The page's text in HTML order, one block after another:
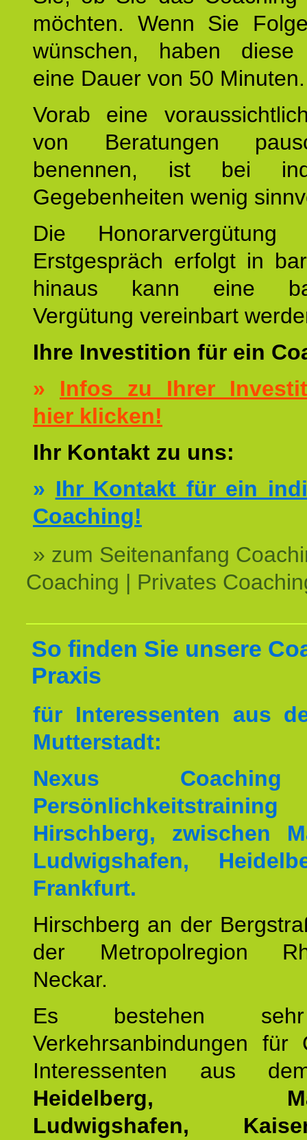
möchten. Wenn Sie
wünschen, haben diese
eine Dauer von 50 Minuten.
Vorab eine
von Beratungen
benennen, ist bei
Gegebenheiten wenig
Die
Erstgespräch erfolgt in
hinaus kann eine
Vergütung vereinbart
Ihre Investition für ein
» Infos zu Ihrer
hier klicken!
Ihr Kontakt zu uns:
» Ihr Kontakt für ein
Coaching!
» zum Seitenanfang
Coaching | Privates
So finden Sie unsere
Praxis
für Interessenten aus
Mutterstadt:
Nexus
Hirschberg, zwischen
Ludwigshafen,
Frankfurt.
Hirschberg an der
der Metropolregion
Neckar.
Es bestehen
Verkehrsanbindungen für
Interessenten aus
Heidelberg,
Ludwigshafen,